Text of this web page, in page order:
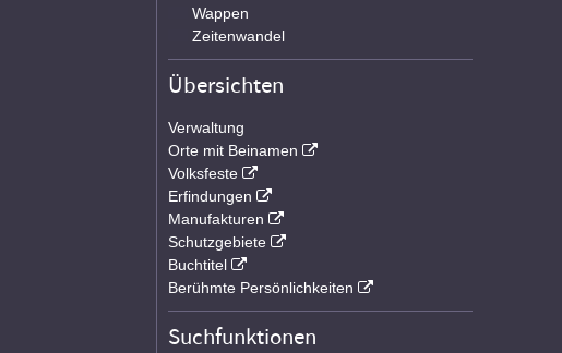
Wappen
Zeitenwandel
Übersichten
Verwaltung
Orte mit Beinamen
Volksfeste
Erfindungen
Manufakturen
Schutzgebiete
Buchtitel
Berühmte Persönlichkeiten
Suchfunktionen